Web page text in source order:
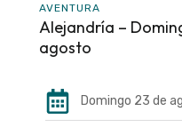
AVENTURA
Alejandría –
agosto
Domingo 23 de